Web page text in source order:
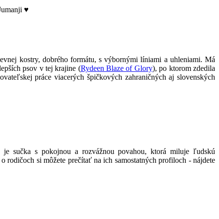
♥
kostry, dobrého formátu, s výbornými líniami a uhleniami. Má
psov v tej krajine (Rydeen Blaze of Glory), po ktorom zdedila
práce viacerých špičkových zahraničných aj slovenských
je sučka s pokojnou a rozvážnou povahou, ktorá miluje ľudskú
rodičoch si môžete prečítať na ich samostatných profiloch - nájdete